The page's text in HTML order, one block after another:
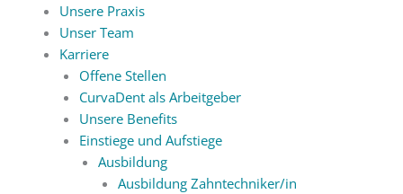
Unsere Praxis
Unser Team
Karriere
Offene Stellen
CurvaDent als Arbeitgeber
Unsere Benefits
Einstiege und Aufstiege
Ausbildung
Ausbildung Zahntechniker/in